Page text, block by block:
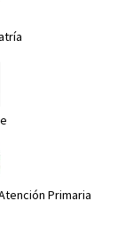
Primaria